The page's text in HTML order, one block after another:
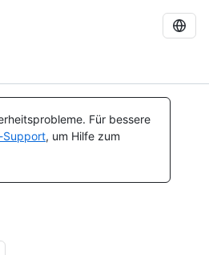
Für bessere
Support, um Hilfe zum